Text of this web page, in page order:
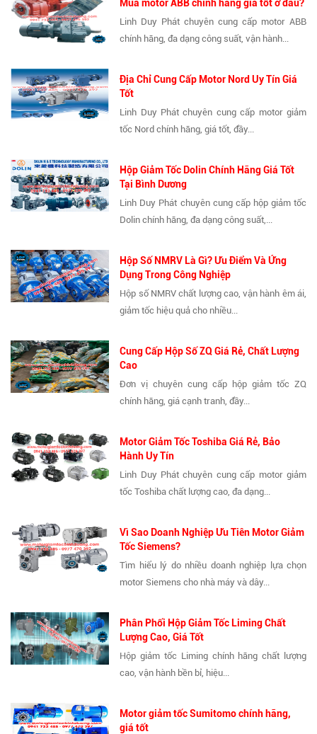
Mua motor ABB chính hãng giá tốt ở đâu?
Linh Duy Phát chuyên cung cấp motor ABB
chính hãng, đa dạng công suất, vận hành...
Địa Chỉ Cung Cấp Motor Nord Uy Tín Giá
Tốt
Linh Duy Phát chuyên cung cấp motor giảm
tốc Nord chính hãng, giá tốt, đầy...
Hộp Giảm Tốc Dolin Chính Hãng Giá Tốt
Tại Bình Dương
Linh Duy Phát chuyên cung cấp hộp giảm tốc
Dolin chính hãng, đa dạng công suất,...
Hộp Số NMRV Là Gì? Ưu Điểm Và Ứng
Dụng Trong Công Nghiệp
Hộp số NMRV chất lượng cao, vận hành êm ái,
giảm tốc hiệu quả cho nhiều...
Cung Cấp Hộp Số ZQ Giá Rẻ, Chất Lượng
Cao
Đơn vị chuyên cung cấp hộp giảm tốc ZQ
chính hãng, giá cạnh tranh, đầy...
Motor Giảm Tốc Toshiba Giá Rẻ, Bảo
Hành Uy Tín
Linh Duy Phát chuyên cung cấp motor giảm
tốc Toshiba chất lượng cao, đa dạng...
Vì Sao Doanh Nghiệp Ưu Tiên Motor Giảm
Tốc Siemens?
Tìm hiểu lý do nhiều doanh nghiệp lựa chọn
motor Siemens cho nhà máy và dây...
Phân Phối Hộp Giảm Tốc Liming Chất
Lượng Cao, Giá Tốt
Hộp giảm tốc Liming chính hãng chất lượng
cao, vận hành bền bỉ, hiệu...
Motor giảm tốc Sumitomo chính hãng,
giá tốt